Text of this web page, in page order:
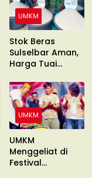
UMKM
Stok Beras
Sulselbar Aman,
Harga Tuai
UMKM
UMKM
Menggeliat di
Festival